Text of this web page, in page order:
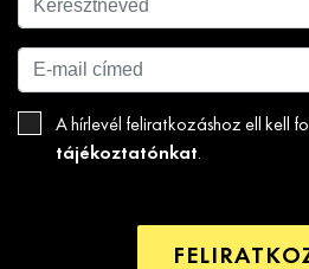
A hírlevél feliratkozáshoz ell kell
tájékoztatónkat.